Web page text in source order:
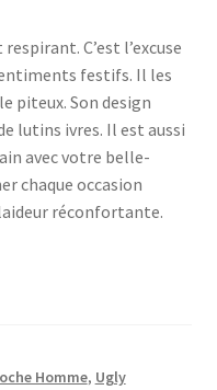
C’est l’excuse
festifs. Il les
piteux. Son design
lutins ivres. Il est aussi
avec votre belle-
chaque occasion
réconfortante.
Homme, Ugly